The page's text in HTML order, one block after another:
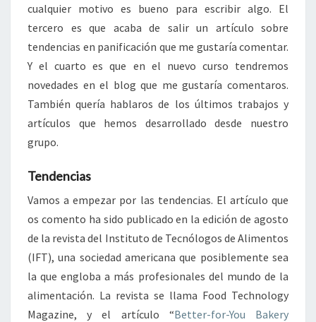
cualquier motivo es bueno para escribir algo. El
tercero es que acaba de salir un artículo sobre
tendencias en panificación que me gustaría comentar.
Y el cuarto es que en el nuevo curso tendremos
novedades en el blog que me gustaría comentaros.
También quería hablaros de los últimos trabajos y
artículos que hemos desarrollado desde nuestro
grupo.
Tendencias
Vamos a empezar por las tendencias. El artículo que
os comento ha sido publicado en la edición de agosto
de la revista del Instituto de Tecnólogos de Alimentos
(IFT), una sociedad americana que posiblemente sea
la que engloba a más profesionales del mundo de la
alimentación. La revista se llama Food Technology
Magazine, y el artículo “Better-for-You Bakery